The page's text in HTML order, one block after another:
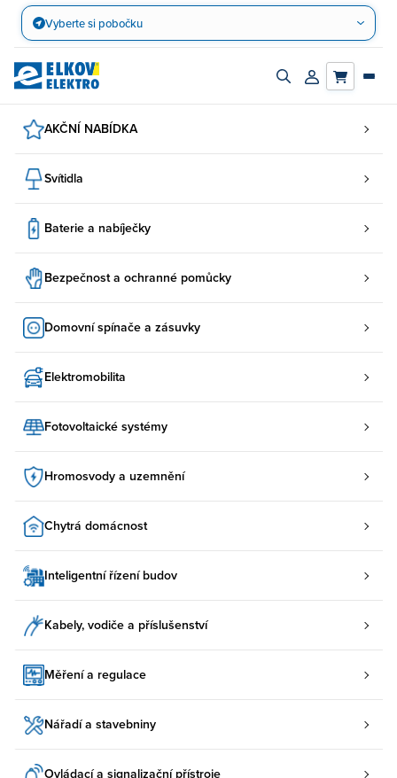
Přejít
obsah
Vyberte si pobočku
Zapnout/vypnout
Přihlásit/
AKČNÍ NABÍDKA
Svítidla
Baterie a nabíječky
Bezpečnost a ochranné pomůcky
Domovní spínače a zásuvky
Elektromobilita
Fotovoltaické systémy
Hromosvody a uzemnění
Chytrá domácnost
Inteligentní řízení budov
Kabely, vodiče a příslušenství
Měření a regulace
Nářadí a stavebniny
Ovládací a signalizační přístroje